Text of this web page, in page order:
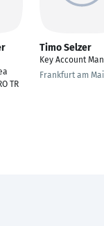
TR
Timo Selzer
Key Account
Frankfurt am